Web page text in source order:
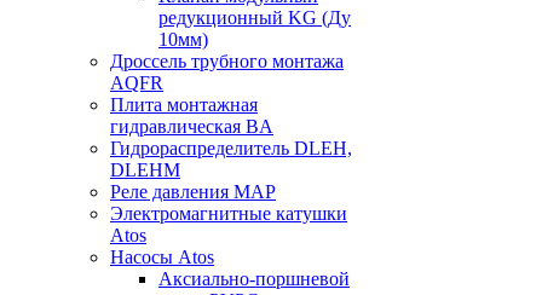
редукционный KG (Ду
10мм)
Дроссель трубного монтажа
AQFR
Плита монтажная
гидравлическая BA
Гидрораспределитель DLEH,
DLEHM
Реле давления MAP
Электромагнитные катушки
Atos
Насосы Atos
Аксиально-поршневой